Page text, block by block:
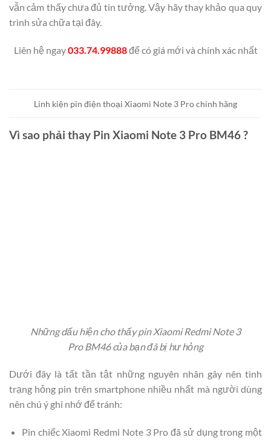
vẫn cảm thấy chưa đủ tin tưởng. Vậy hãy thay khảo qua quy
trình sửa chữa tại đây.
Liên hệ ngay033.74.99888để có giá mới và chính xác nhất
Linh kiện pin điện thoại Xiaomi Note 3 Pro chính hãng
Vì sao phải thay Pin Xiaomi Note 3 Pro BM46 ?
Những dấu hiện cho thấy pin Xiaomi Redmi Note 3
Pro BM46 của bạn đã bị hư hỏng
Dưới đây là tất tần tật những nguyên nhân gây nên tình
trạng hỏng pin trên smartphone nhiều nhất mà người dùng
nên chú ý ghi nhớ để tránh:
Pin chiếc Xiaomi Redmi Note 3 Pro đã sử dụng trong một